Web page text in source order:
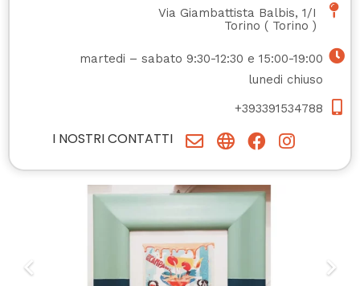
Via Giambattista Balbis, 1/I
Torino ( Torino )
martedi – sabato 9:30-12:30 e 15:00-19:00
lunedi chiuso
+393391534788
I NOSTRI CONTATTI